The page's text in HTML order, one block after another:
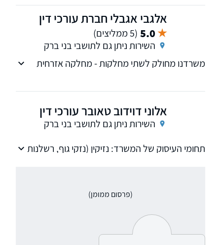
אלגבי אגבלי חברת עורכי דין
5.0 (5 ממליצים)
השירות ניתן גם לתושבי בני ברק
משרדנו מחולק לשתי מחלקות - מחלקה אזרחית
לאחר פגיעת גוף.אלוני דוידוב טאובר עורכי דין
השירות ניתן גם לתושבי בני ברק
תחומי העיסוק של המשרד: נזיקין (נזקי גוף, רשלנות
(פרסום ממומן)